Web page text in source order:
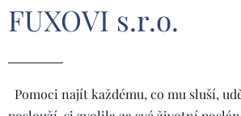
FUXOVI s.r.o.
Pomoci najít každému, co mu sluší,